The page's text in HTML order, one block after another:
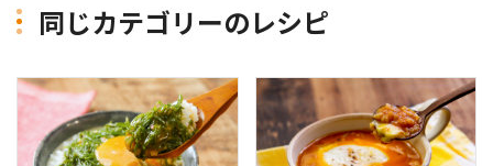
同じカテゴリーのレシピ